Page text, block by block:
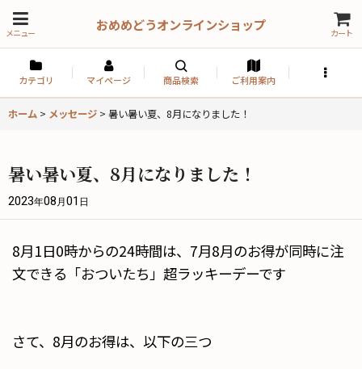
メニュー おめめどうオンラインショップ カート
カテゴリ マイページ 商品検索 ご利用案内
ホーム > メッセージ > 暑い暑い夏、8月になりました！
暑い暑い夏、8月になりました！
2023年08 月 01 日
8月1日0時からの24時間は、7月8月のお得が同時に注
文できる「おついたち」超ラッキーデーです
さて、8月のお得は、以下の三つ